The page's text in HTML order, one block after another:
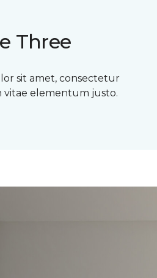
Three
sit amet, consectetur
vitae elementum justo.